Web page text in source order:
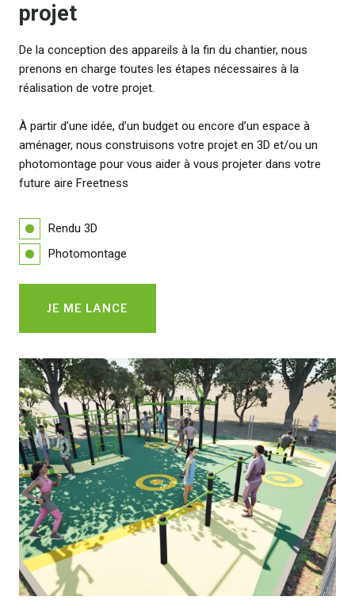
projet
De la conception des appareils à la fin du chantier, nous
prenons en charge toutes les étapes nécessaires à la
réalisation de votre projet.
À partir d’une idée, d’un budget ou encore d’un espace à
aménager, nous construisons votre projet en 3D et/ou un
photomontage pour vous aider à vous projeter dans votre
future aire Freetness
Rendu 3D
Photomontage
JE ME LANCE